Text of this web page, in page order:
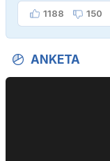
1188 150
ANKETA